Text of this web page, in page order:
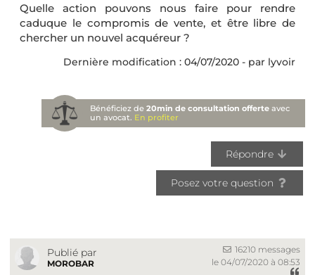
Quelle action pouvons nous faire pour rendre
caduque le compromis de vente, et être libre de
chercher un nouvel acquéreur ?
Dernière modification : 04/07/2020 - par lyvoir
Bénéficiez de20min de consultation offerte avec
un avocat. En profiter
Répondre
Posez votre question
Publié par
MOROBAR
16210 messages
le 04/07/2020 à 08:53